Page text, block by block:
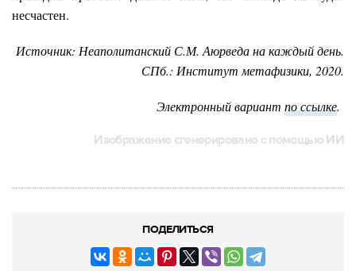
несчастен.
Источник: Неаполитанский С.М. Аюрведа на каждый день.
СПб.: Институт метафизики, 2020.
Электронный вариант по ссылке.
Изображение сгенерировано с помощью ИИ
ПОДЕЛИТЬСЯ